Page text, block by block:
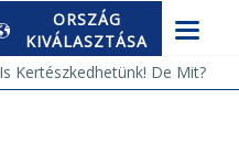
ORSZÁG
KIVÁLASZTÁSA
Kertészkedhetünk! De Mit?